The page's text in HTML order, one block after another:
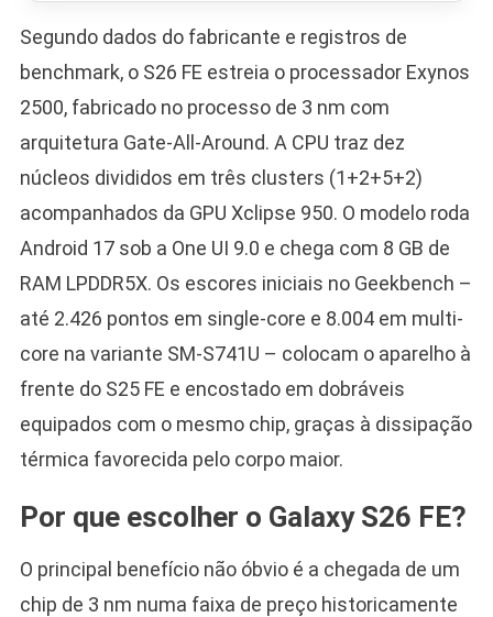
Segundo dados do fabricante e registros de
benchmark, o S26 FE estreia o processador Exynos
2500, fabricado no processo de 3 nm com
arquitetura Gate-All-Around. A CPU traz dez
núcleos divididos em três clusters (1+2+5+2)
acompanhados da GPU Xclipse 950. O modelo roda
Android 17 sob a One UI 9.0 e chega com 8 GB de
RAM LPDDR5X. Os escores iniciais no Geekbench –
até 2.426 pontos em single-core e 8.004 em multi-
core na variante SM-S741U – colocam o aparelho à
frente do S25 FE e encostado em dobráveis
equipados com o mesmo chip, graças à dissipação
térmica favorecida pelo corpo maior.
Por que escolher o Galaxy S26 FE?
O principal benefício não óbvio é a chegada de um
chip de 3 nm numa faixa de preço historicamente